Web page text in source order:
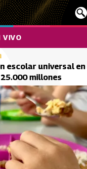
VIVO
escolar universal en
millones